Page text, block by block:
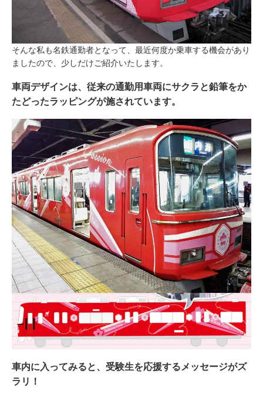
そんな私も名鉄通勤者となって、最近何度か乗車する機会があり
ましたので、少しだけご紹介いたします。
車両デザインは、従来の通勤用車両にサクラと鉛筆をか
たどったラッピングが施されています。
車内に入ってみると、受験生を応援するメッセージがズ
ラリ！